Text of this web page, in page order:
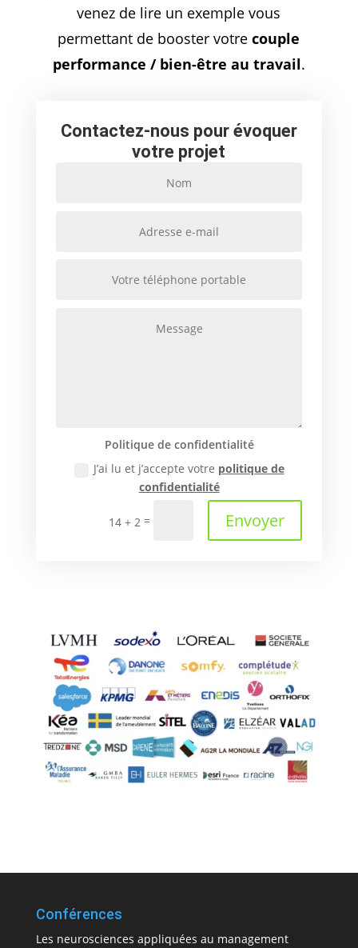
venez de lire un exemple vous
permettant de booster votre couple
performance / bien-être au travail.
Contactez-nous pour évoquer
votre projet
Politique de confidentialité
J’ai lu et j’accepte votre politique de
confidentialité
14 + 2 = Envoyer
Conférences
Les neurosciences appliquées au management